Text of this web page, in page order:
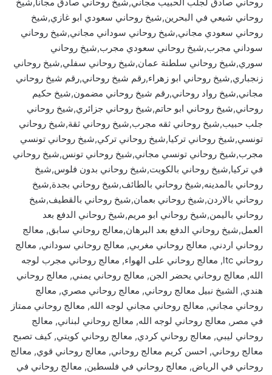
روحاني شيعي في البحرين,شيخ روحاني سعودي ابو غازي,شيخ
روحاني سعودي مجاني,شيخ روحاني سوداني مجاني,شيخ روحاني
سوداني مجرب,شيخ روحاني سعودي مجرب,شيخ روحاني
سوري,شيخ روحاني سلطنة عمان,شيخ روحاني سفلي,شيخ روحاني
زنجباري,شيخ روحاني ابو زهراء,رقم شيخ روحاني,رقم شيخ روحاني
مجاني,شيخ رواد روحاني,رقم شيخ روحاني مضمون,شيخ حكيم
روحاني,شيخ روحاني ابو حاتم,شيخ روحاني جزائري,شيخ روحاني
جلب حبيب,شيخ روحاني ثقه مجرب,شيخ روحاني ثقة,شيخ روحاني
تونسي,شيخ روحاني تركيا,شيخ روحاني تركي,شيخ روحاني تونسي
مجرب,شيخ روحاني تونسي مجاني,شيخ روحاني تونس,شيخ روحاني
في تركيا,شيخ روحاني بالكويت,شيخ روحاني بدون فلوس,شيخ
روحاني بالمدينه,شيخ روحاني بالطائف,شيخ روحاني بجدة,شيخ
روحاني بالاردن,شيخ روحاني بعمان,شيخ روحاني بالقطيف,شيخ
روحاني باليمن,شيخ روحاني ابو مريم,شيخ روحاني الدفع بعد
العمل,شيخ روحاني الدفع بعد البرهان,معالج روحاني سابق, معالج
روحاني اردني, معالج روحاني مغربي, معالج روحاني سوداني, معالج
روحاني ltc, معالج روحاني على الهواء, معالج روحاني مجرب لوجه
الله, معالج روحاني يحضر الجن, معالج روحاني يمني, معالج روحاني
هندي, الشيخ نبيل معالج روحاني, معالج روحاني مصري, معالج
روحاني مجاني, معالج روحاني مجاني لوجه الله, معالج روحاني ممتاز
في مصر, معالج روحاني لوجه الله, معالج روحاني لبناني, معالج
روحاني ليبي, معالج روحاني كردي, معالج روحاني كويتي, كيف تصبح
معالج روحاني, احسن كريم معالج روحاني, معالج روحاني قوي, معالج
روحاني في الرياض, معالج روحاني في فلسطين, معالج روحاني في